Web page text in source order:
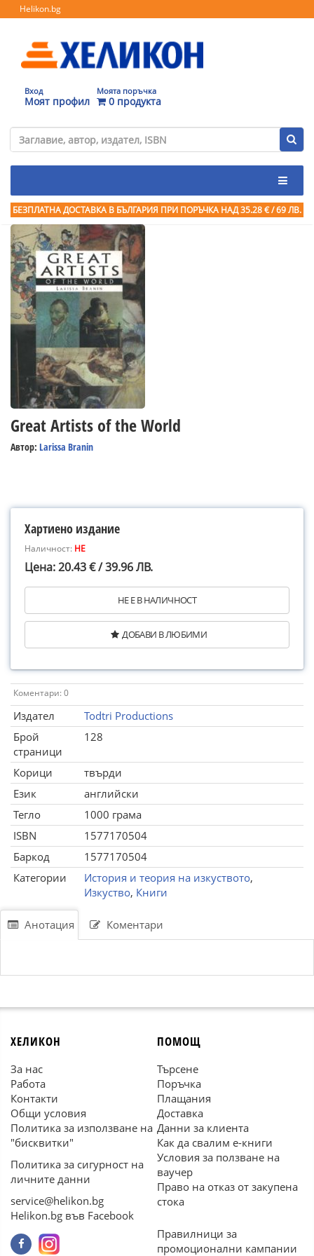
Helikon.bg
Вход
Моят профил
Моята поръчка
0 продукта
БЕЗПЛАТНА ДОСТАВКА В БЪЛГАРИЯ ПРИ ПОРЪЧКА НАД 35.28 € / 69 ЛВ.
Great Artists of the World
Автор: Larissa Branin
Хартиено издание
Наличност: НЕ
Цена: 20.43 € / 39.96 ЛВ.
НЕ Е В НАЛИЧНОСТ
ДОБАВИ В ЛЮБИМИ
Коментари: 0
Издател
Todtri Productions
Брой
страници
128
Корици
твърди
Език
английски
Тегло
1000 грама
ISBN
1577170504
Баркод
1577170504
Категории
История и теория на изкуството,
Изкуство, Книги
Анотация Коментари
ХЕЛИКОН
За нас
Работа
Контакти
Общи условия
Политика за използване на
"бисквитки"
Политика за сигурност на
личните данни
service@helikon.bg
Helikon.bg във Facebook
ПОМОЩ
Търсене
Поръчка
Плащания
Доставка
Данни за клиента
Как да свалим е-книги
Условия за ползване на
ваучер
Право на отказ от закупена
стока
Правилници за
промоционални кампании